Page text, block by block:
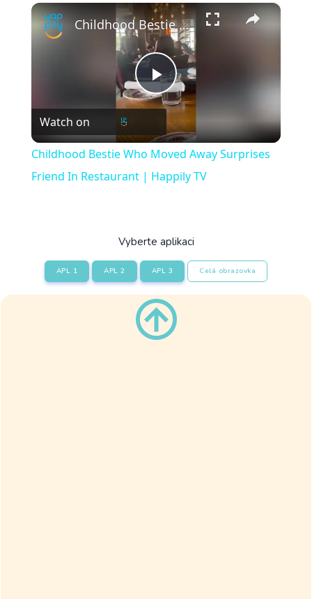
Fullscreen ×
Play
Video
Childhood Bestie Who Moved Away Surprises Friend In Restaurant | Happily TV
Watch on
Childhood Bestie Who Moved Away Surprises
Friend In Restaurant | Happily TV
Vyberte aplikaci
APL 1 APL 2 APL 3 Celá obrazovka